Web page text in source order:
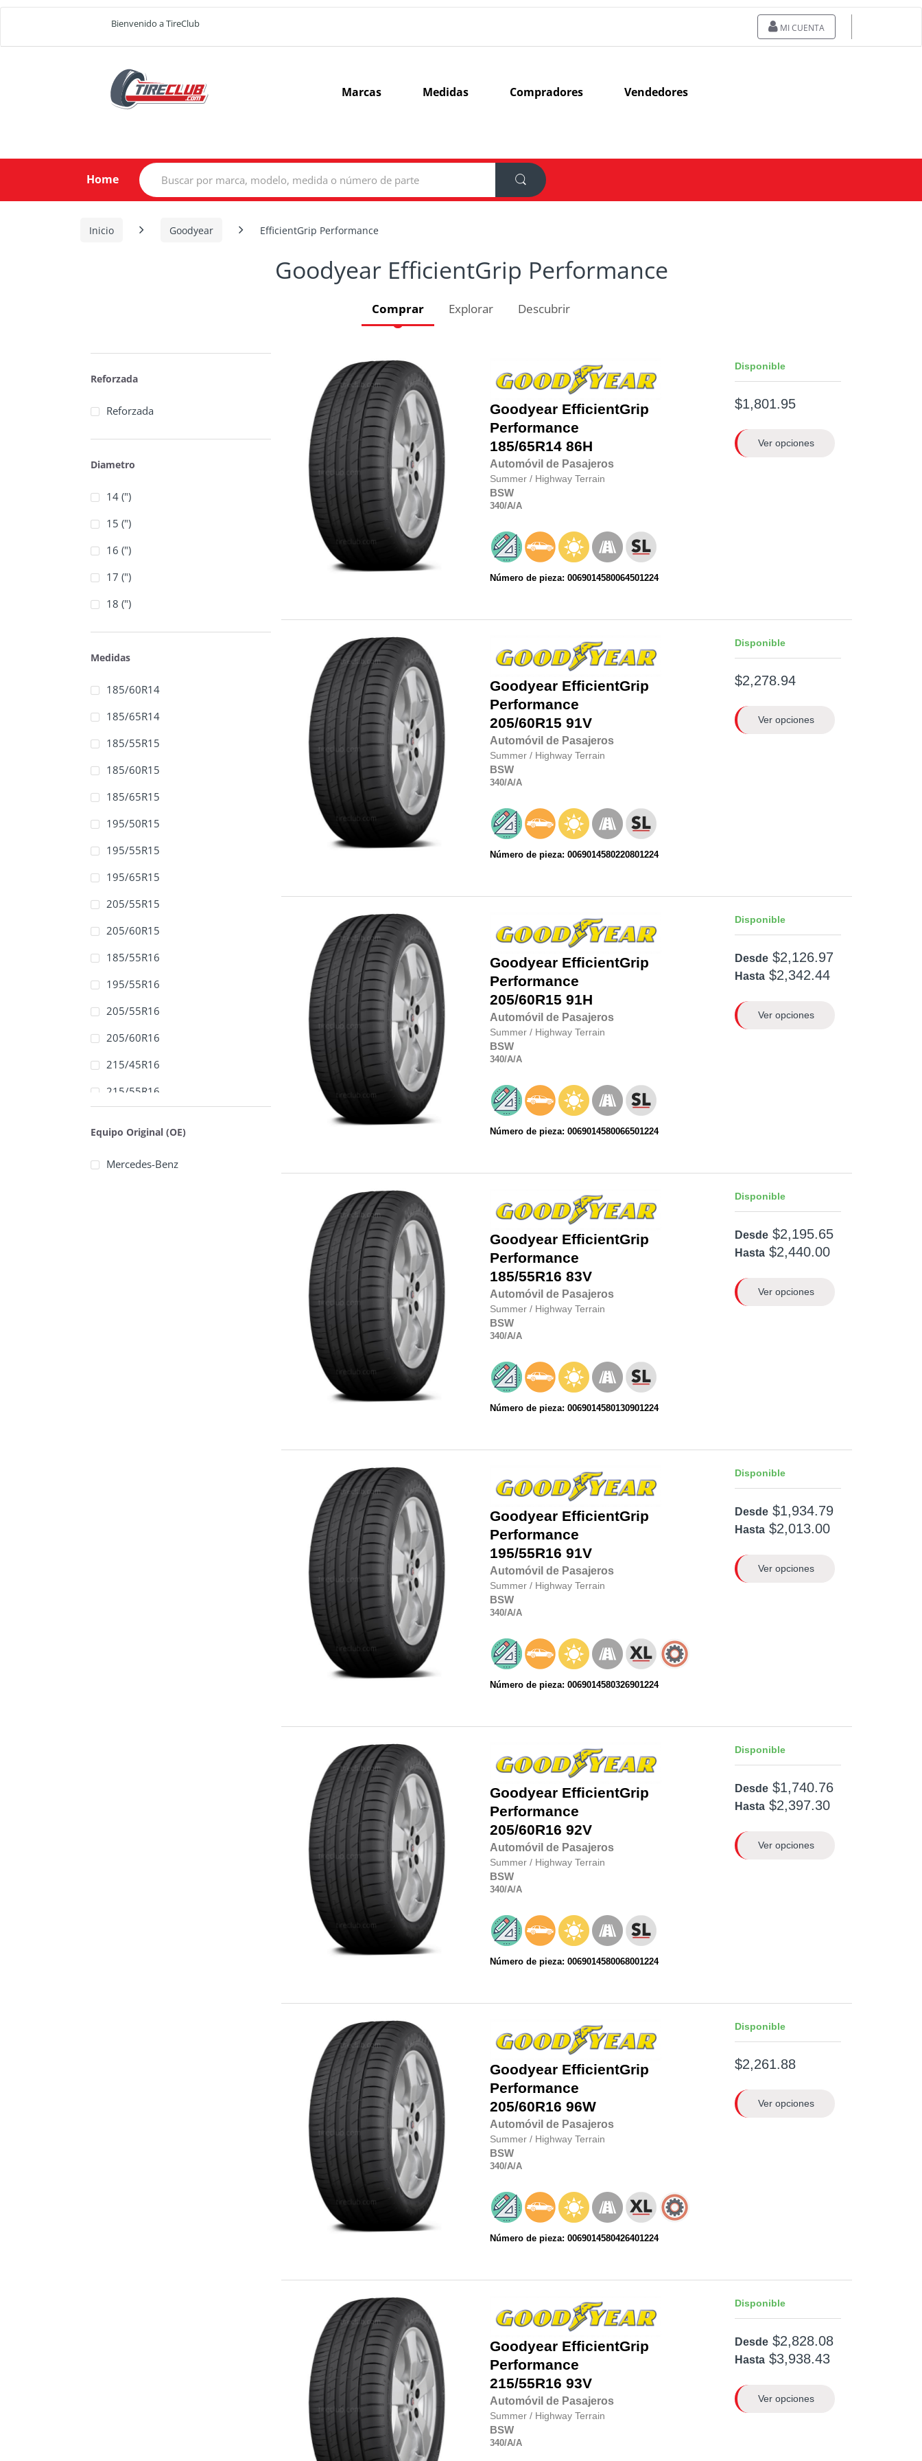
Bienvenido a TireClub MI CUENTA
Marcas Medidas Compradores Vendedores
Home
Search
for:
Inicio Goodyear EfficientGrip Performance
Goodyear EfficientGrip Performance
Comprar Explorar Descubrir
Goodyear EfficientGrip
Performance
185/65R1486H
Automóvil de Pasajeros
Summer / Highway Terrain
BSW
340/A/A
Número de pieza: 0069014580064501224
Disponible
$1,801.95
Ver opciones
Goodyear EfficientGrip
Performance
205/60R15 91V
Automóvil de Pasajeros
Summer / Highway Terrain
BSW
340/A/A
Número de pieza: 0069014580220801224
Disponible
$2,278.94
Ver opciones
Goodyear EfficientGrip
Performance
205/60R15 91H
Automóvil de Pasajeros
Summer / Highway Terrain
BSW
340/A/A
Número de pieza: 0069014580066501224
Disponible
Desde $2,126.97
Hasta $2,342.44
Ver opciones
Goodyear EfficientGrip
Performance
185/55R16 83V
Automóvil de Pasajeros
Summer / Highway Terrain
BSW
340/A/A
Número de pieza: 0069014580130901224
Disponible
Desde $2,195.65
Hasta $2,440.00
Ver opciones
Goodyear EfficientGrip
Performance
195/55R16 91V
Automóvil de Pasajeros
Summer / Highway Terrain
BSW
340/A/A
Número de pieza: 0069014580326901224
Disponible
Desde $1,934.79
Hasta $2,013.00
Ver opciones
Goodyear EfficientGrip
Performance
205/60R16 92V
Automóvil de Pasajeros
Summer / Highway Terrain
BSW
340/A/A
Número de pieza: 0069014580068001224
Disponible
Desde $1,740.76
Hasta $2,397.30
Ver opciones
Goodyear EfficientGrip
Performance
205/60R16 96W
Automóvil de Pasajeros
Summer / Highway Terrain
BSW
340/A/A
Número de pieza: 0069014580426401224
Disponible
$2,261.88
Ver opciones
Goodyear EfficientGrip
Performance
215/55R16 93V
Automóvil de Pasajeros
Summer / Highway Terrain
BSW
340/A/A
Disponible
Desde $2,828.08
Hasta $3,938.43
Ver opciones
Reforzada
Reforzada
Diametro
14 (")
15 (")
16 (")
17 (")
18 (")
Medidas
185/60R14
185/65R14
185/55R15
185/60R15
185/65R15
195/50R15
195/55R15
195/65R15
205/55R15
205/60R15
185/55R16
195/55R16
205/55R16
205/60R16
215/45R16
215/55R16
225/55R16
Equipo Original (OE)
Mercedes-Benz